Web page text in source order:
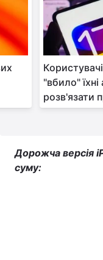
"вбило"
розв'язати
Дорожча версія
суму: